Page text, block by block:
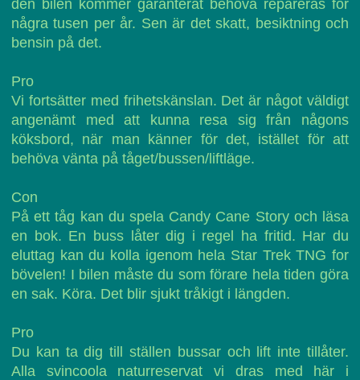
den bilen kommer garanterat behöva repareras för
några tusen per år. Sen är det skatt, besiktning och
bensin på det.
Pro
Vi fortsätter med frihetskänslan. Det är något väldigt
angenämt med att kunna resa sig från någons
köksbord, när man känner för det, istället för att
behöva vänta på tåget/bussen/liftläge.
Con
På ett tåg kan du spela Candy Cane Story och läsa
en bok. En buss låter dig i regel ha fritid. Har du
eluttag kan du kolla igenom hela Star Trek TNG for
bövelen! I bilen måste du som förare hela tiden göra
en sak. Köra. Det blir sjukt tråkigt i längden.
Pro
Du kan ta dig till ställen bussar och lift inte tillåter.
Alla svincoola naturreservat vi dras med här i